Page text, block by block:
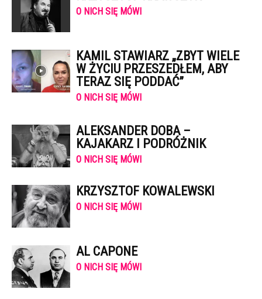
O NICH SIĘ MÓWI
KAMIL STAWIARZ „ZBYT WIELE
W ŻYCIU PRZESZEDŁEM, ABY
TERAZ SIĘ PODDAĆ”
O NICH SIĘ MÓWI
ALEKSANDER DOBA –
KAJAKARZ I PODRÓŻNIK
O NICH SIĘ MÓWI
KRZYSZTOF KOWALEWSKI
O NICH SIĘ MÓWI
AL CAPONE
O NICH SIĘ MÓWI